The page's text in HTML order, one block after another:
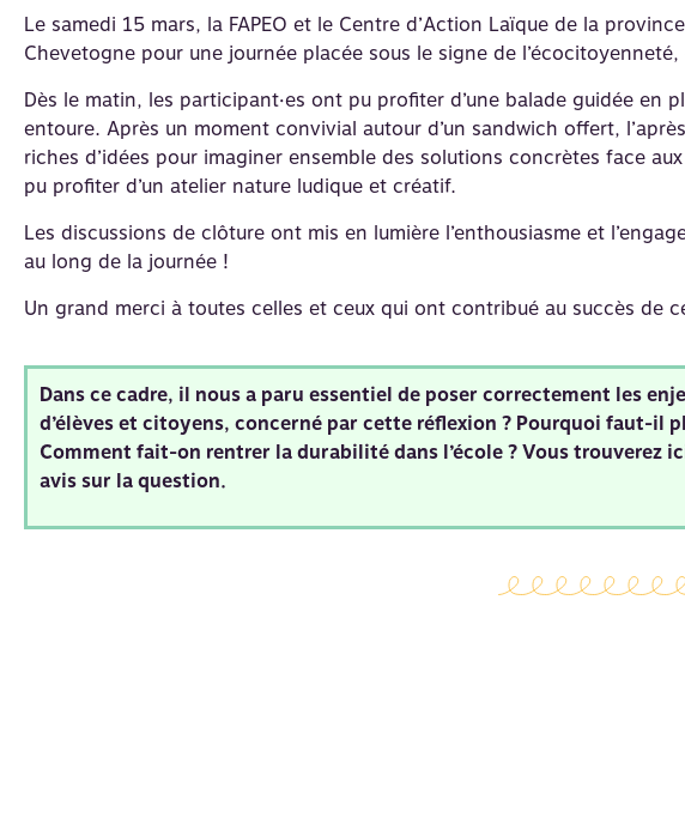
Le samedi 15 mars, la FAPEO et le Centre d’Action Laïque de la
Chevetogne pour une journée placée sous le signe de
Dès le matin, les participant·es ont pu profiter d’une balade guidée
entoure. Après un moment convivial autour d’un sandwich offert,
riches d’idées pour imaginer ensemble des solutions concrètes face
pu profiter d’un atelier nature ludique et créatif.
Les discussions de clôture ont mis en lumière l’enthousiasme et
au long de la journée !
Un grand merci à toutes celles et ceux qui ont contribué au succès de
Dans ce cadre, il nous a paru essentiel de poser correctement les
d’élèves et citoyens, concerné par cette réflexion ? Pourquoi faut-il
Comment fait-on rentrer la durabilité dans l’école ? Vous trouverez
avis sur la question.